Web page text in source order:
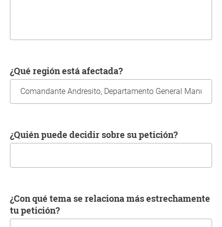
¿Qué región está afectada?
¿Quién puede decidir sobre su petición?
¿Con qué tema se relaciona más estrechamente
tu petición?